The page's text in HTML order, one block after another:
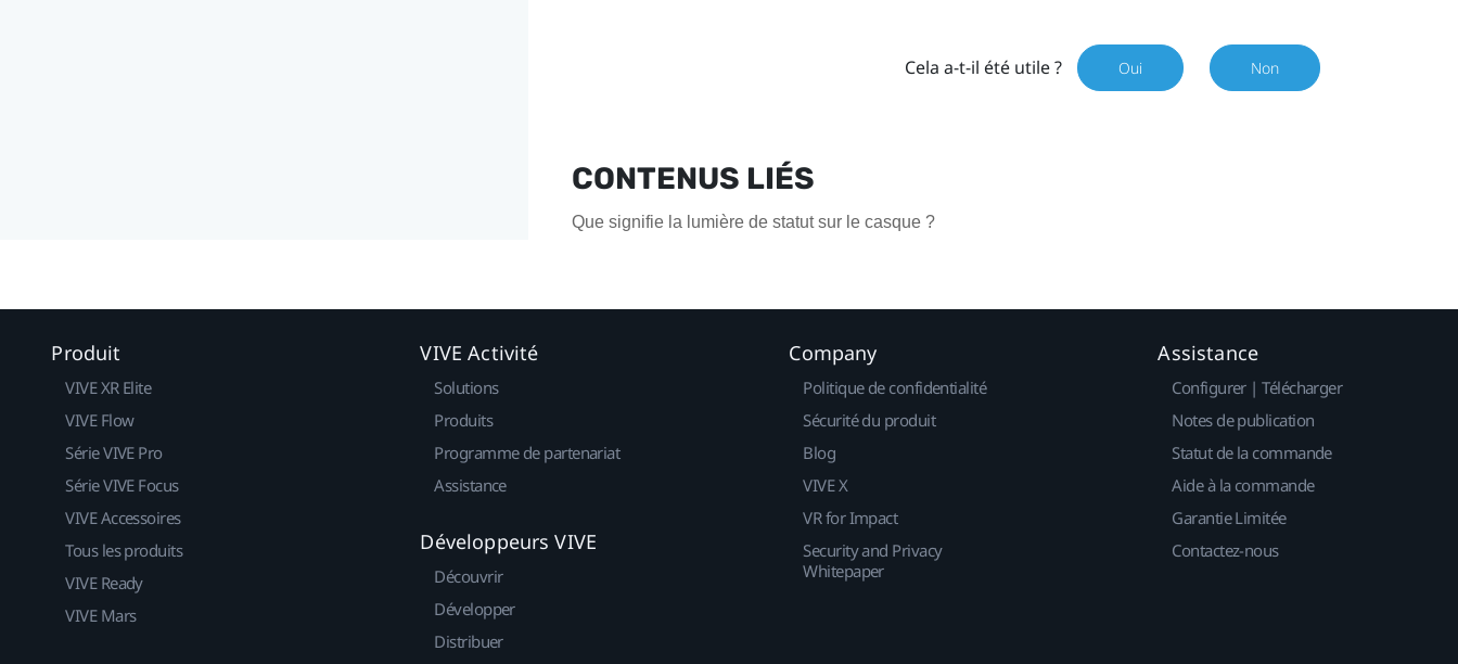
Cela a-t-il été utile ? Oui Non
CONTENUS LIÉS
Que signifie la lumière de statut sur le casque ?
Produit
VIVE XR Elite
VIVE Flow
Série VIVE Pro
Série VIVE Focus
VIVE Accessoires
Tous les produits
VIVE Ready
VIVE Mars
VIVE Activité
Solutions
Produits
Programme de partenariat
Assistance
Développeurs VIVE
Découvrir
Développer
Distribuer
Company
Politique de confidentialité
Sécurité du produit
Blog
VIVE X
VR for Impact
Security and Privacy
Whitepaper
Assistance
Configurer | Télécharger
Notes de publication
Statut de la commande
Aide à la commande
Garantie Limitée
Contactez-nous